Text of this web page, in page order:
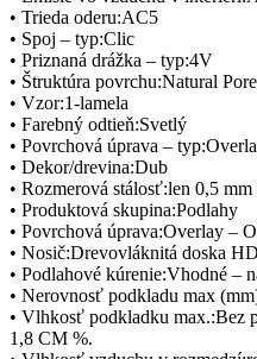
• Trieda oderu:AC5
• Spoj – typ:Clic
• Priznaná drážka – typ:4V
• Štruktúra povrchu:Natural Pore
• Vzor:1-lamela
• Farebný odtieň:Svetlý
• Povrchová úprava –
• Dekor/drevina:Dub
• Rozmerová stálosť:len 0,5
• Produktová skupina:Podlahy
• Povrchová úprava:Overlay –
• Nosič:Drevovláknitá doska
• Podlahové kúrenie:Vhodné –
• Nerovnosť podkladu max
• Vlhkosť podkladku max.:Bez
1,8 CM %.